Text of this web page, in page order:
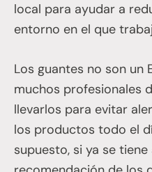
local para ayudar a
entorno en el que
Los guantes no son un
muchos profesionales
llevarlos para evitar
los productos todo el
supuesto, si ya se tiene